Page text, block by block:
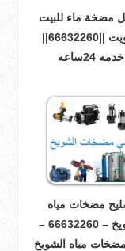
مضخة ماء للبيت
الكويت ||66632260||
خدمه 24ساعه
مضخات مياه
الشويخ – 66632260 –
مياه الشويخ